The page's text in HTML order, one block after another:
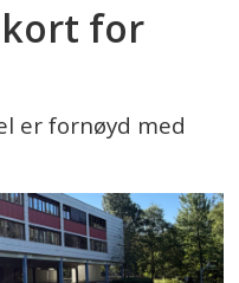
for
er fornøyd med